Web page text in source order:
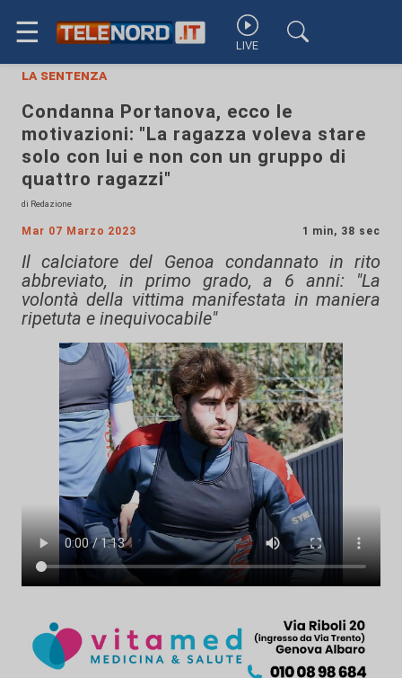
☰ LIVE
la sentenza
Condanna Portanova, ecco le
motivazioni: "La ragazza voleva stare
solo con lui e non con un gruppo di
quattro ragazzi"
di Redazione
Mar 07 Marzo 2023 1 min, 38 sec
Il calciatore del Genoa condannato in rito
abbreviato, in primo grado, a 6 anni: "La
volontà della vittima manifestata in maniera
ripetuta e inequivocabile"